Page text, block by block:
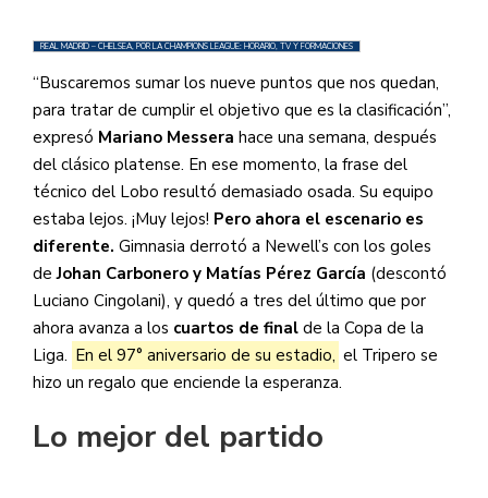
REAL MADRID – CHELSEA, POR LA CHAMPIONS LEAGUE: HORARIO, TV Y FORMACIONES
“Buscaremos sumar los nueve puntos que nos quedan,
para tratar de cumplir el objetivo que es la clasificación”,
expresó Mariano Messera hace una semana, después
del clásico platense. En ese momento, la frase del
técnico del Lobo resultó demasiado osada. Su equipo
estaba lejos. ¡Muy lejos! Pero ahora el escenario es
diferente. Gimnasia derrotó a Newell’s con los goles
deJohan Carbonero y Matías Pérez García (descontó
Luciano Cingolani), y quedó a tres del último que por
ahora avanza a los cuartos de final de la Copa de la
Liga. En el 97° aniversario de su estadio, el Tripero se
hizo un regalo que enciende la esperanza.
Lo mejor del partido